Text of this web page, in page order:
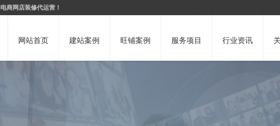
商网店装修代运营！
网站首页 建站案例 旺铺案例 服务项目 行业资讯